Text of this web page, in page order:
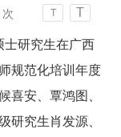
次 T T
士研究生在广西
规范化培训年度
喜安、覃鸿图、
研究生肖发源、